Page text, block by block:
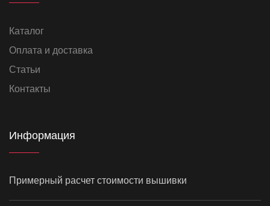
Каталог
Оплата и доставка
Статьи
Контакты
Информация
Примерный расчет стоимости вышивки